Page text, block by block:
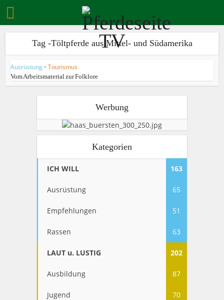
Tag -Töltpferde aus Mittel- und Südamerika
Ausrüstung • Tourismus
Vom Arbeitsmaterial zur Folklore
Werbung
Kategorien
ICH WILL 163
Ausrüstung 65
Empfehlungen 51
Rassen 63
LAUT u. LUSTIG 202
Ausbildung 87
Jugend 70